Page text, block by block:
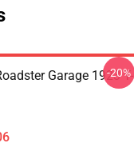
Garage 1923 T-
-20%